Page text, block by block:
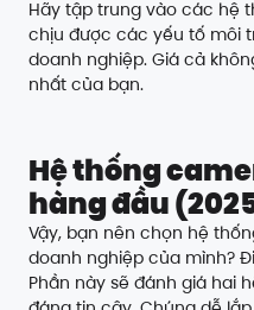
Hãy tập trung vào các hệ
chịu được các yếu tố môi
doanh nghiệp. Giá cả
nhất của bạn.
Hệ thống
hàng đầu
Vậy, bạn nên chọn hệ
doanh nghiệp của mình?
Phần này sẽ đánh giá hai